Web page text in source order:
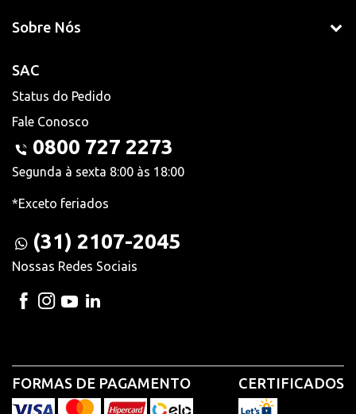
Sobre Nós
SAC
Status do Pedido
Fale Conosco
0800 727 2273
Segunda à sexta 8:00 às 18:00
*Exceto feriados
(31) 2107-2045
Nossas Redes Sociais
FORMAS DE PAGAMENTO CERTIFICADOS